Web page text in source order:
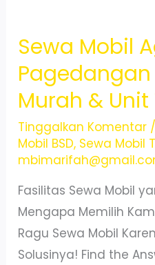
Sewa Mobil
Murah &
Tinggalkan Komentar /
Mobil BSD, Sewa Mobil
Fasilitas Sewa Mobil
Mengapa Memilih
Ragu Sewa Mobil
Solusinya! Find the